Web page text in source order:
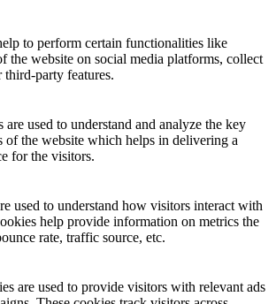
to perform certain functionalities like
the website on social media platforms, collect
third-party features.
are used to understand and analyze the key
of the website which helps in delivering a
for the visitors.
used to understand how visitors interact with
help provide information on metrics the
rate, traffic source, etc.
are used to provide visitors with relevant ads